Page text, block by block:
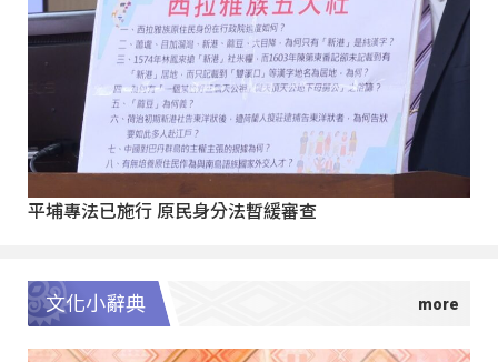
平埔專法已施行 原民身分法暫緩審查
文化小辭典